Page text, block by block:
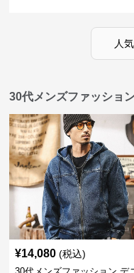
人
30代メンズファッショ
¥14,080 (税込)